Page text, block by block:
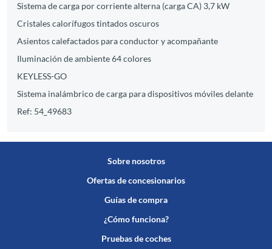
Sistema de carga por corriente alterna (carga CA) 3,7 kW
Cristales calorífugos tintados oscuros
Asientos calefactados para conductor y acompañante
Iluminación de ambiente 64 colores
KEYLESS-GO
Sistema inalámbrico de carga para dispositivos móviles delante
Ref: 54_49683
Sobre nosotros
Ofertas de concesionarios
Guías de compra
¿Cómo funciona?
Pruebas de coches